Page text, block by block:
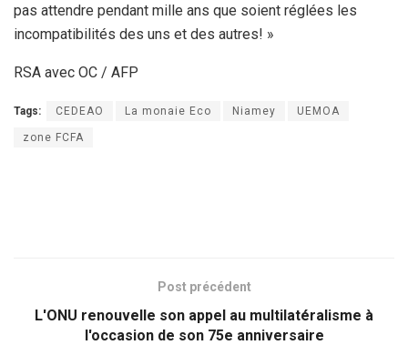
pas attendre pendant mille ans que soient réglées les
incompatibilités des uns et des autres! »
RSA avec OC / AFP
Tags: CEDEAO La monaie Eco Niamey UEMOA
zone FCFA
Post précédent
L'ONU renouvelle son appel au multilatéralisme à
l'occasion de son 75e anniversaire